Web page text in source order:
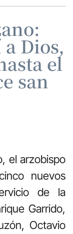
Dios,
el
san
el arzobispo
nuevos
de la
Garrido,
Octavio